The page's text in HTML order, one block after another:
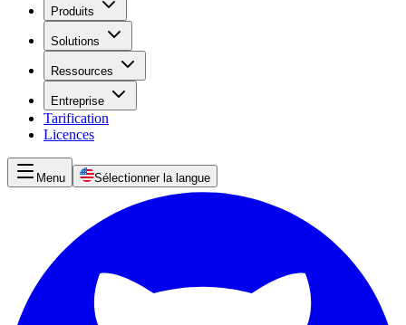
Produits
Solutions
Ressources
Entreprise
Tarification
Licences
Menu Sélectionner la langue